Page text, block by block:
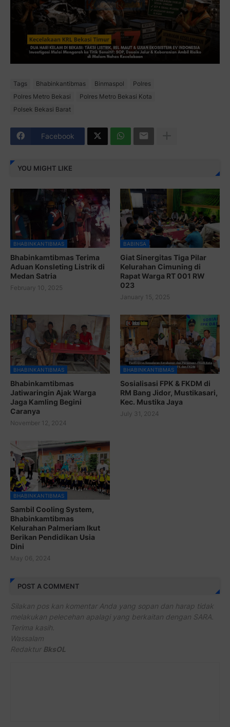
Tags Bhabinkantibmas Binmaspol
Polres
Polres Metro Bekasi
Polres Metro Bekasi Kota
Polsek Bekasi Barat
Facebook
YOU MIGHT LIKE
BHABINKANTIBMAS
Bhabinkamtibmas Terima
Aduan Konsleting Listrik di
Medan Satria
February 10, 2025
BABINSA
Giat Sinergitas Tiga Pilar
Kelurahan Cimuning di
Rapat Warga RT 001 RW
023
January 15, 2025
BHABINKANTIBMAS
Bhabinkamtibmas
Jatiwaringin Ajak Warga
Jaga Kamling Begini
Caranya
November 12, 2024
BHABINKANTIBMAS
Sosialisasi FPK & FKDM di
RM Bang Jidor, Mustikasari,
Kec. Mustika Jaya
July 31, 2024
BHABINKANTIBMAS
Sambil Cooling System,
Bhabinkamtibmas
Kelurahan Palmeriam Ikut
Berikan Pendidikan Usia
Dini
May 06, 2024
POST A COMMENT
Silakan pos kan komentar Anda yang sopan dan harap tidak
melakukan pelecehan apalagi yang berkaitan dengan SARA.
Terima kasih.
Wassalam
Redaktur BksOL